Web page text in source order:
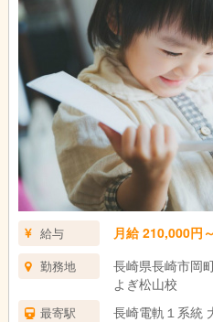
給与 月給 210,000円～
勤務地
長崎県長崎市岡
よぎ松山校
最寄駅 長崎電軌１系統